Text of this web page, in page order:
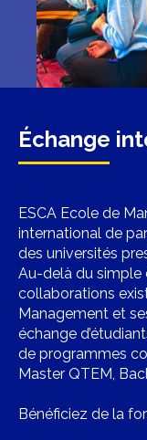
Échange
ESCA Ecole de
international de
des universités
Au-delà du simple
collaborations
Management et
échange
de programmes
Master QTEM,
Bénéficiez de la